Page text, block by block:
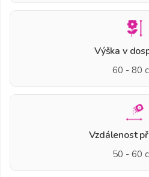
Výška v
60 - 80
Vzdálenost
50 - 60